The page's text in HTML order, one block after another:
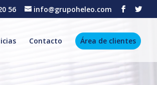
56 info@grupoheleo.com
Contacto Área de clientes